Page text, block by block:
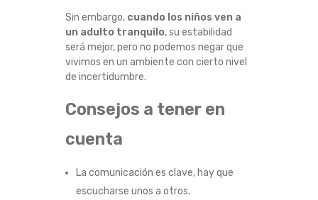
Sin embargo, cuando los niños ven a
un adulto tranquilo, su estabilidad
será mejor, pero no podemos negar que
vivimos en un ambiente con cierto nivel
de incertidumbre.
Consejos a tener en
cuenta
La comunicación es clave, hay que
escucharse unos a otros.